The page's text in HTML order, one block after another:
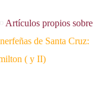
Artículos propios sobre
de Santa Cruz:
( y II)